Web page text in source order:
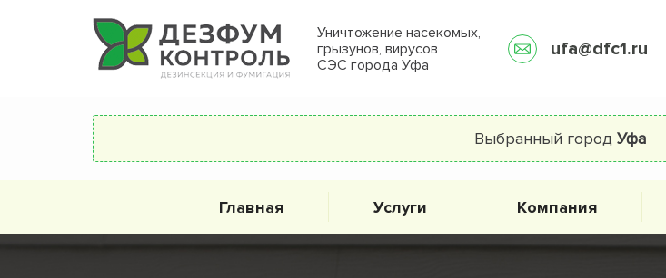
Уничтожение насекомых,
грызунов, вирусов
СЭС города Уфа
ufa@dfc1.ru
Выбранный город Уфа
Главная Услуги Компания